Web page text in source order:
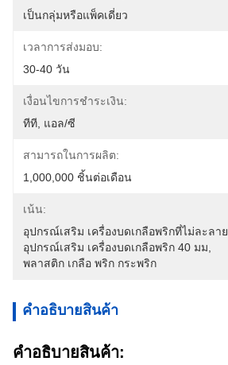
เป็นกลุ่มหรือแพ็คเดี่ยว
เวลาการส่งมอบ:
30-40 วัน
เงื่อนไขการชำระเงิน:
ทีที, แอล/ซี
สามารถในการผลิต:
1,000,000 ชิ้นต่อเดือน
เน้น:
อุปกรณ์เสริม เครื่องบดเกลือพริกที่ไม่ละลาย
อุปกรณ์เสริม เครื่องบดเกลือพริก 40 มม
พลาสติก เกลือ พริก กระพริก
คําอธิบายสินค้า
คําอธิบายสินค้า: